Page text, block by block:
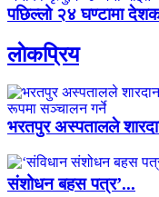
पछिल्लो २४ घण्टामा
लाेकप्रिय
भरतपुर अस्पतालले
संशोधन बहस पत्र’...